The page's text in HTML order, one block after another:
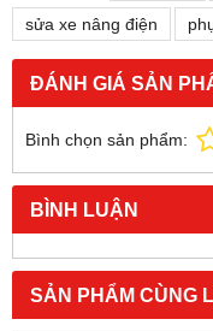
sửa xe nâng điện
ĐÁNH GIÁ SẢN
Bình chọn sản phẩm:
BÌNH LUẬN
SẢN PHẨM CÙNG